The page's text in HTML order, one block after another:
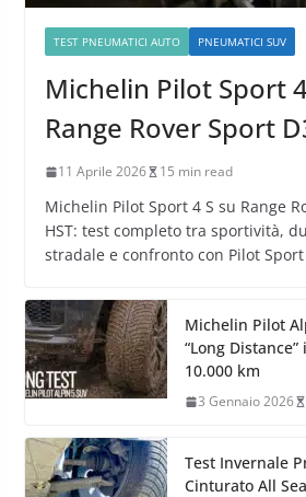
TEST PNEUMATICI AUTO PNEUMATICI SUV
Michelin Pilot Sport
Range Rover Sport
11 Aprile 2026 15 min read
Michelin Pilot Sport 4 S su Range
HST: test completo tra sportività,
stradale e confronto con Pilot
Michelin Pilot
“Long
10.000 km
3 Gennaio 2026
Test Invernale
Cinturato All